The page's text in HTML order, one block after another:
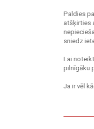
Paldies
atšķirties
sniedz
Lai
pilnīgāku
Ja ir vēl